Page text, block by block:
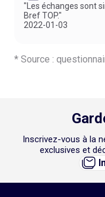
"Les échanges sont
Bref TOP."
2022-01-03
* Source :
Inscrivez-vous à la
exclusives et